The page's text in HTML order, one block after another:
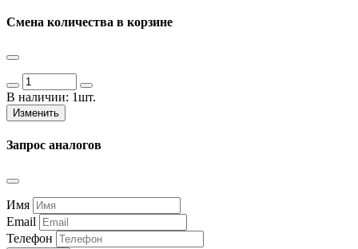
Смена количества в корзине
В наличии: 1шт.
Изменить
Запрос аналогов
Имя
Email
Телефон